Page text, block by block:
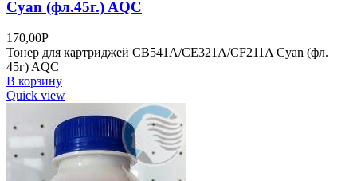
Cyan (фл.45г.) AQC
170,00Р
Тонер для картриджей CB541A/CE321A/CF211A Cyan (фл.
45г) AQC
В корзину
Quick view